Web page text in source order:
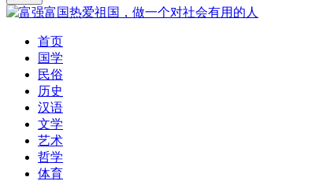
首页
国学
民俗
历史
汉语
文学
艺术
哲学
体育